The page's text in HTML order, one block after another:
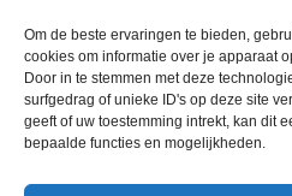
Om de beste ervaringen te bieden,
cookies om informatie over je apparaat
Door in te stemmen met deze
surfgedrag of unieke ID's op deze site
geeft of uw toestemming intrekt, kan dit
bepaalde functies en mogelijkheden.
RTV SLOS